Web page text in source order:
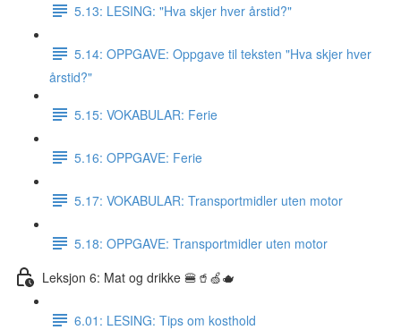
5.13: LESING: "Hva skjer hver årstid?"
5.14: OPPGAVE: Oppgave til teksten "Hva skjer hver
årstid?"
5.15: VOKABULAR: Ferie
5.16: OPPGAVE: Ferie
5.17: VOKABULAR: Transportmidler uten motor
5.18: OPPGAVE: Transportmidler uten motor
Leksjon 6: Mat og drikke 🍔🥤🍏🫖
6.01: LESING: Tips om kosthold